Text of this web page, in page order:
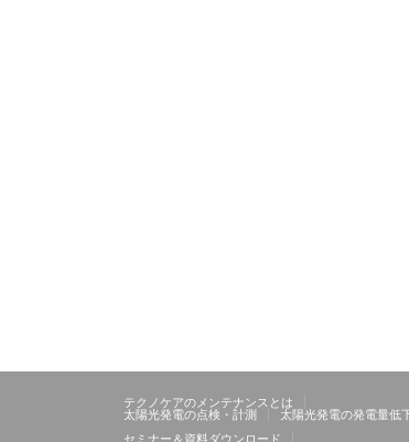
テクノケアのメンテナンスとは
太陽光発電の点検・計測
太陽光発電の発電量低
セミナー＆資料ダウンロード